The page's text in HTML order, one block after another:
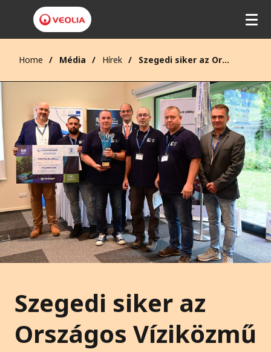
Home Média Hírek Szegedi siker az Országos Víziközmű Szerelőversenyen
Szegedi siker az
Országos Víziközmű